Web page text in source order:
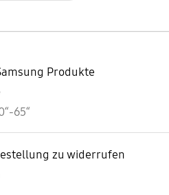
Produkte
65“
zu widerrufen